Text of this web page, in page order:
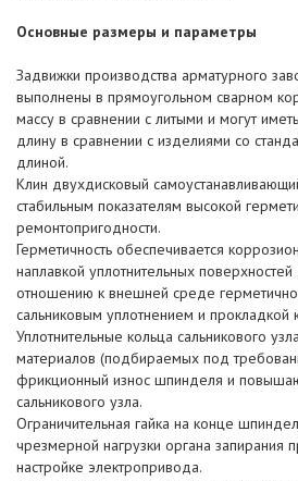
Основные размеры и параметры
Задвижки производства арматурного
выполнены в прямоугольном сварном
массу в сравнении с литыми и могут
длину в сравнении с изделиями со
длиной.
Клин двухдисковый
стабильным показателям высокой
ремонтопригодности.
Герметичность обеспечивается
наплавкой уплотнительных
отношению к внешней среде
сальниковым уплотнением и прокладкой
Уплотнительные кольца сальникового
материалов (подбираемых под
фрикционный износ шпинделя и
сальникового узла.
Ограничительная гайка на конце
чрезмерной нагрузки органа запирания
настройке электропривода.